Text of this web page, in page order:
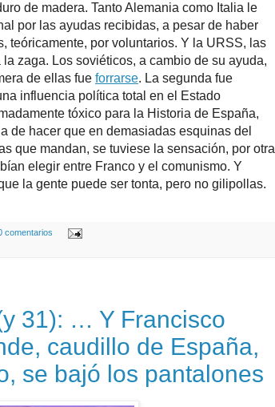
de madera. Tanto Alemania como Italia le
por las ayudas recibidas, a pesar de haber
teóricamente, por voluntarios. Y la URSS, las
zaga. Los soviéticos, a cambio de su ayuda,
de ellas fue forrarse. La segunda fue
influencia política total en el Estado
tóxico para la Historia de España,
de hacer que en demasiadas esquinas del
que mandan, se tuviese la sensación, por otra
elegir entre Franco y el comunismo. Y
la gente puede ser tonta, pero no gilipollas.
comentarios
31): … Y Francisco
caudillo de España,
se bajó los pantalones